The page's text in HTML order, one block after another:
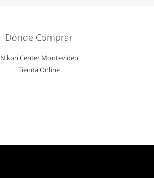
Dónde Comprar
Nikon Center Montevideo
Tienda Online